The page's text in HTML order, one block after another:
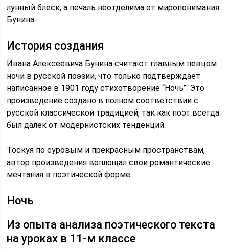
лунный блеск, а печаль неотделима от миропонимания
Бунина.
История создания
Ивана Алексеевича Бунина считают главным певцом
ночи в русской поэзии, что только подтверждает
написанное в 1901 году стихотворение “Ночь”. Это
произведение создано в полном соответствии с
русской классической традицией, так как поэт всегда
был далек от модернистских тенденций.
Тоскуя по суровым и прекрасным пространствам,
автор произведения воплощал свои романтические
мечтания в поэтической форме.
Ночь
Из опыта анализа поэтического текста
на уроках в 11-м классе